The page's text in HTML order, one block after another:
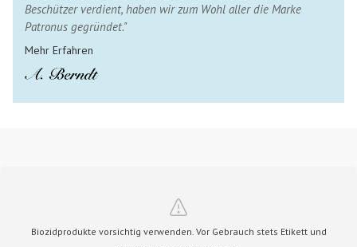
Beschützer verdient, haben wir zum Wohl aller die Marke
Patronus gegründet."
Mehr Erfahren
Biozidprodukte vorsichtig verwenden. Vor Gebrauch stets Etikett und